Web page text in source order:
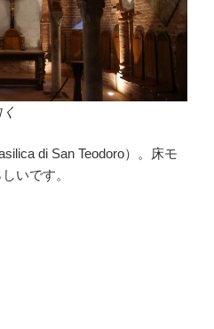
di San Teodoro）。床モ
いです。